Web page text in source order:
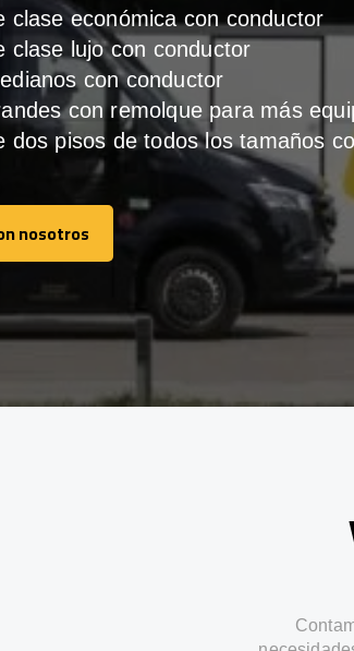
clase económica con conductor
clase lujo con conductor
con conductor
con remolque para más
dos pisos de todos los tamaños
nosotros
nosotros